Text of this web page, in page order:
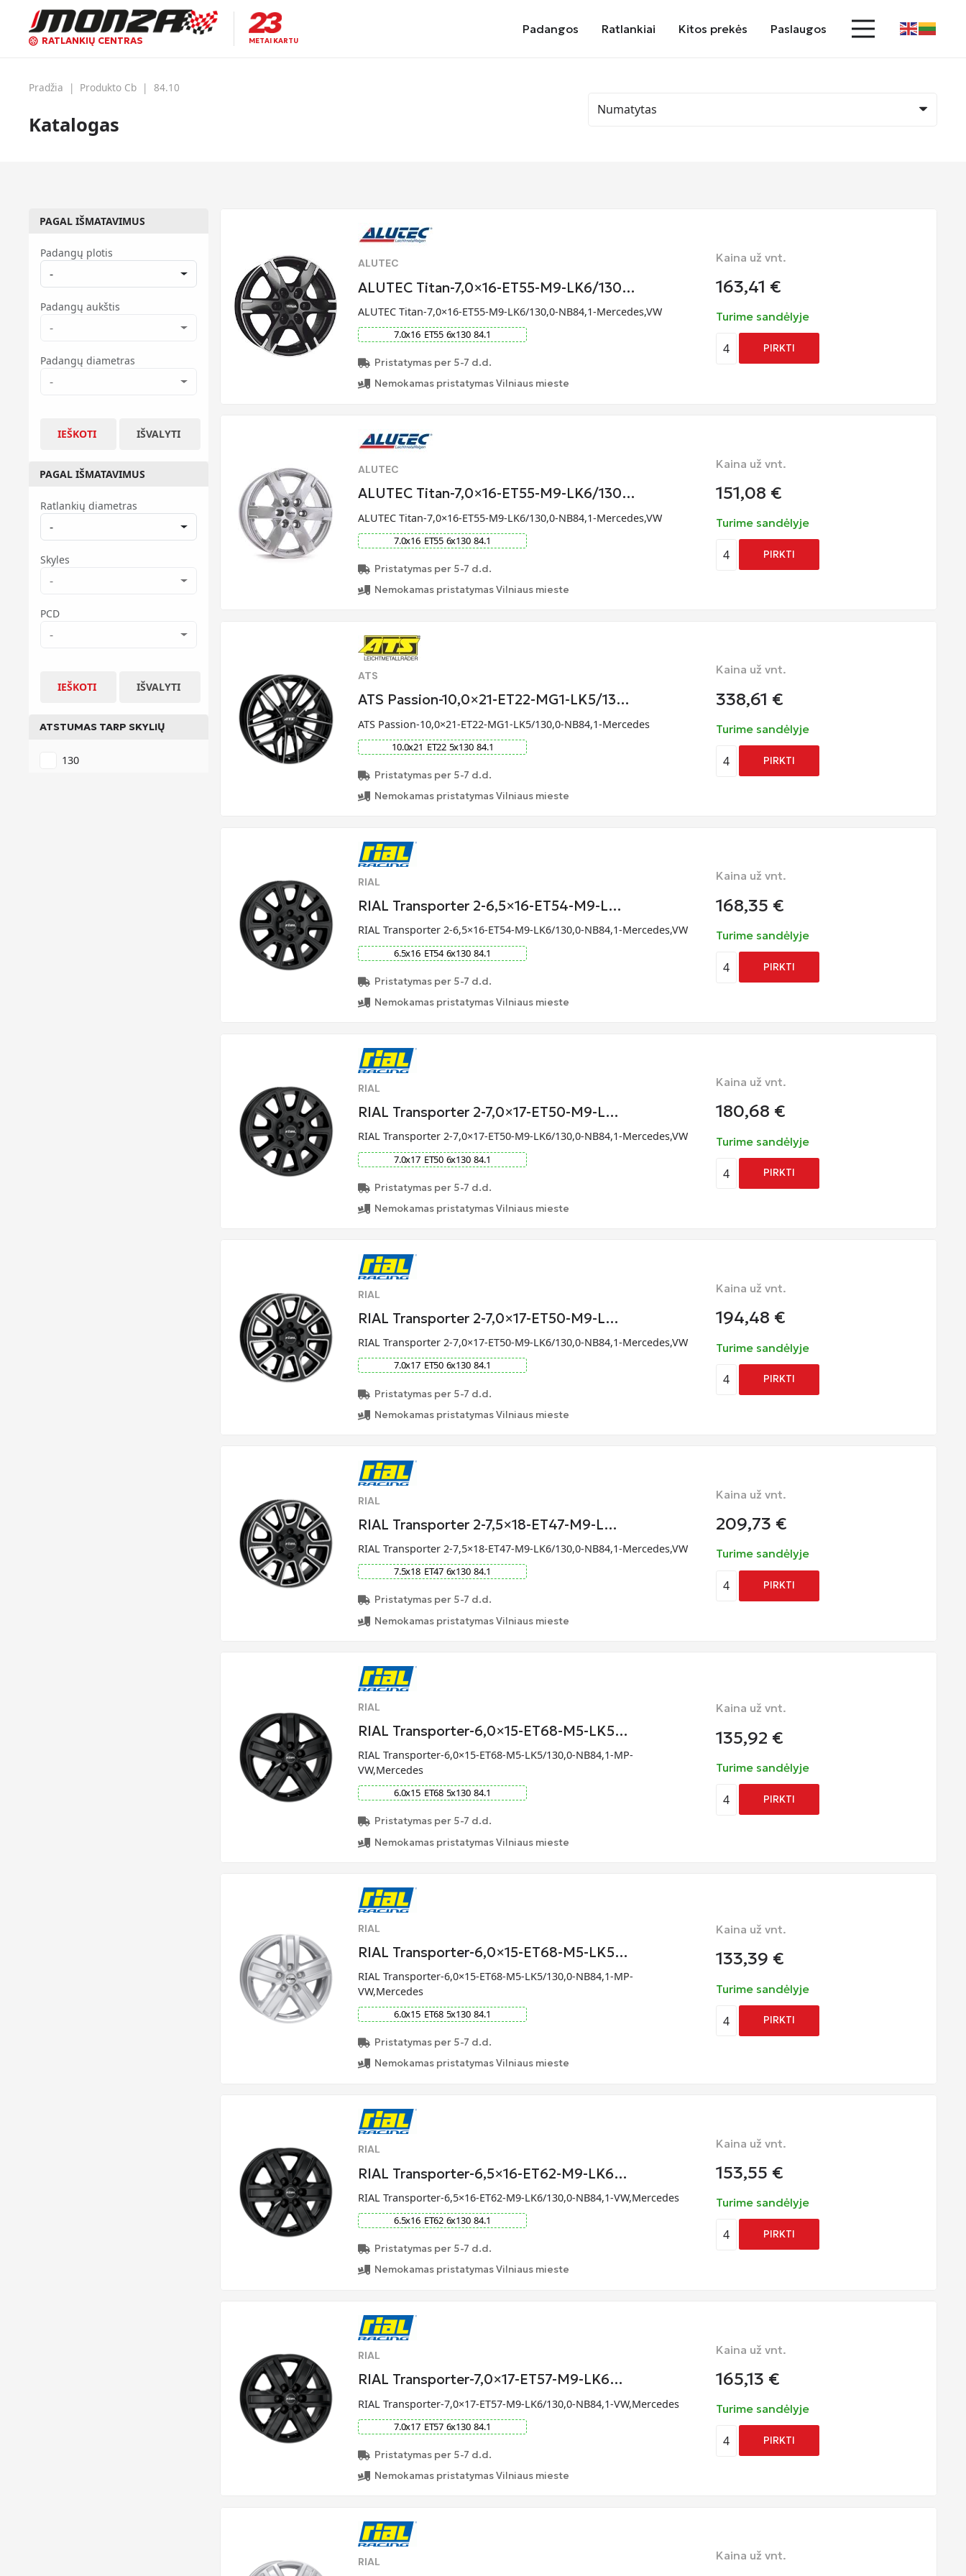
RATLANKIŲ CENTRAS METAI KARTU
Padangos Ratlankiai Kitos prekės Paslaugos
Pradžia | Produkto Cb | 84.10
Katalogas
PAGAL IŠMATAVIMUS
Padangų plotis
-
Padangų aukštis
-
Padangų diametras
-
IEŠKOTI IŠVALYTI
PAGAL IŠMATAVIMUS
Ratlankių diametras
-
Skyles
-
PCD
-
IEŠKOTI IŠVALYTI
ATSTUMAS TARP SKYLIŲ
130
ALUTEC
ALUTEC Titan-7,0×16-ET55-M9-LK6/130…
ALUTEC Titan-7,0×16-ET55-M9-LK6/130,0-NB84,1-Mercedes,VW
7.0x16 ET55 6x130 84.1
Pristatymas per 5-7 d.d.
Nemokamas pristatymas Vilniaus mieste
Kaina už vnt.
163,41 €
Turime sandėlyje
4 PIRKTI
ALUTEC
ALUTEC Titan-7,0×16-ET55-M9-LK6/130…
ALUTEC Titan-7,0×16-ET55-M9-LK6/130,0-NB84,1-Mercedes,VW
7.0x16 ET55 6x130 84.1
Pristatymas per 5-7 d.d.
Nemokamas pristatymas Vilniaus mieste
Kaina už vnt.
151,08 €
Turime sandėlyje
4 PIRKTI
ATS
ATS Passion-10,0×21-ET22-MG1-LK5/13…
ATS Passion-10,0×21-ET22-MG1-LK5/130,0-NB84,1-Mercedes
10.0x21 ET22 5x130 84.1
Pristatymas per 5-7 d.d.
Nemokamas pristatymas Vilniaus mieste
Kaina už vnt.
338,61 €
Turime sandėlyje
4 PIRKTI
RIAL
RIAL Transporter 2-6,5×16-ET54-M9-L…
RIAL Transporter 2-6,5×16-ET54-M9-LK6/130,0-NB84,1-Mercedes,VW
6.5x16 ET54 6x130 84.1
Pristatymas per 5-7 d.d.
Nemokamas pristatymas Vilniaus mieste
Kaina už vnt.
168,35 €
Turime sandėlyje
4 PIRKTI
RIAL
RIAL Transporter 2-7,0×17-ET50-M9-L…
RIAL Transporter 2-7,0×17-ET50-M9-LK6/130,0-NB84,1-Mercedes,VW
7.0x17 ET50 6x130 84.1
Pristatymas per 5-7 d.d.
Nemokamas pristatymas Vilniaus mieste
Kaina už vnt.
180,68 €
Turime sandėlyje
4 PIRKTI
RIAL
RIAL Transporter 2-7,0×17-ET50-M9-L…
RIAL Transporter 2-7,0×17-ET50-M9-LK6/130,0-NB84,1-Mercedes,VW
7.0x17 ET50 6x130 84.1
Pristatymas per 5-7 d.d.
Nemokamas pristatymas Vilniaus mieste
Kaina už vnt.
194,48 €
Turime sandėlyje
4 PIRKTI
RIAL
RIAL Transporter 2-7,5×18-ET47-M9-L…
RIAL Transporter 2-7,5×18-ET47-M9-LK6/130,0-NB84,1-Mercedes,VW
7.5x18 ET47 6x130 84.1
Pristatymas per 5-7 d.d.
Nemokamas pristatymas Vilniaus mieste
Kaina už vnt.
209,73 €
Turime sandėlyje
4 PIRKTI
RIAL
RIAL Transporter-6,0×15-ET68-M5-LK5…
RIAL Transporter-6,0×15-ET68-M5-LK5/130,0-NB84,1-MP-
VW,Mercedes
6.0x15 ET68 5x130 84.1
Pristatymas per 5-7 d.d.
Nemokamas pristatymas Vilniaus mieste
Kaina už vnt.
135,92 €
Turime sandėlyje
4 PIRKTI
RIAL
RIAL Transporter-6,0×15-ET68-M5-LK5…
RIAL Transporter-6,0×15-ET68-M5-LK5/130,0-NB84,1-MP-
VW,Mercedes
6.0x15 ET68 5x130 84.1
Pristatymas per 5-7 d.d.
Nemokamas pristatymas Vilniaus mieste
Kaina už vnt.
133,39 €
Turime sandėlyje
4 PIRKTI
RIAL
RIAL Transporter-6,5×16-ET62-M9-LK6…
RIAL Transporter-6,5×16-ET62-M9-LK6/130,0-NB84,1-VW,Mercedes
6.5x16 ET62 6x130 84.1
Pristatymas per 5-7 d.d.
Nemokamas pristatymas Vilniaus mieste
Kaina už vnt.
153,55 €
Turime sandėlyje
4 PIRKTI
RIAL
RIAL Transporter-7,0×17-ET57-M9-LK6…
RIAL Transporter-7,0×17-ET57-M9-LK6/130,0-NB84,1-VW,Mercedes
7.0x17 ET57 6x130 84.1
Pristatymas per 5-7 d.d.
Nemokamas pristatymas Vilniaus mieste
Kaina už vnt.
165,13 €
Turime sandėlyje
4 PIRKTI
RIAL Kaina už vnt.